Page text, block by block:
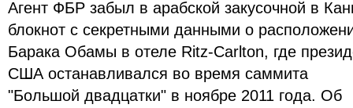
Агент ФБР забыл в арабской закусочной в
блокнот с секретными данными о
Барака Обамы в отеле Ritz-Carlton, где
США останавливался во время саммита
"Большой двадцатки" в ноябре 2011 года. Об